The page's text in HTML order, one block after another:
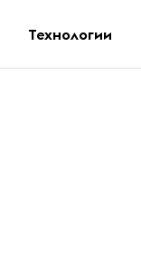
Технологии